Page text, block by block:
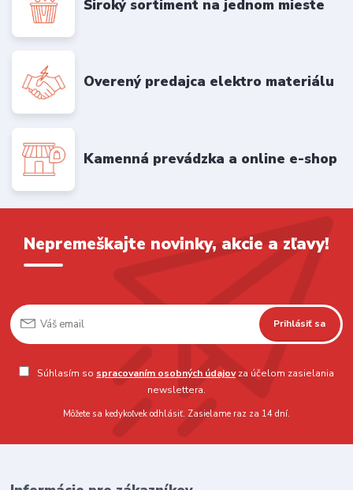
Široký sortiment na jednom mieste
Overený predajca elektro materiálu
Kamenná prevádzka a online e-shop
Nepremeškajte novinky, akcie a zľavy!
Prihlásiť sa
Súhlasím so spracovaním osobných údajovza účelom zasielania
newslettera.
Môžete sa kedykoľvek odhlásiť. Zasielame raz za 14 dní.